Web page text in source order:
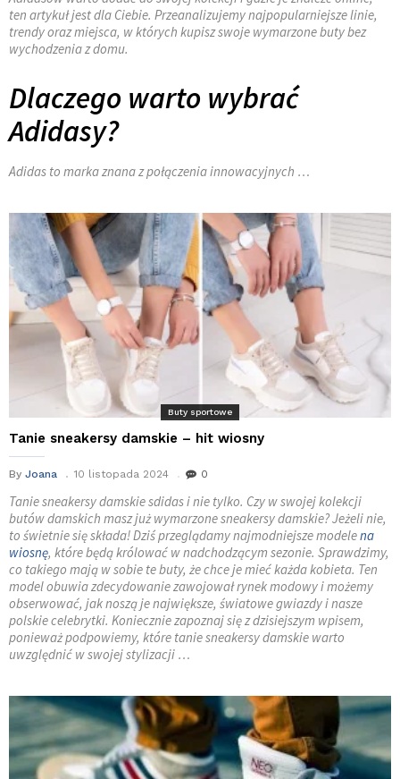
ten artykuł jest dla Ciebie. Przeanalizujemy najpopularniejsze linie,
trendy oraz miejsca, w których kupisz swoje wymarzone buty bez
wychodzenia z domu.
Dlaczego warto wybrać
Adidasy?
Adidas to marka znana z połączenia innowacyjnych …
Buty sportowe
Tanie sneakersy damskie – hit wiosny
By Joana 10 listopada 2024 0
Tanie sneakersy damskie sdidas i nie tylko. Czy w swojej kolekcji
butów damskich masz już wymarzone sneakersy damskie? Jeżeli nie,
to świetnie się składa! Dziś przeglądamy najmodniejsze modelena
wiosnę, które będą królować w nadchodzącym sezonie. Sprawdzimy,
co takiego mają w sobie te buty, że chce je mieć każda kobieta. Ten
model obuwia zdecydowanie zawojował rynek modowy i możemy
obserwować, jak noszą je największe, światowe gwiazdy i nasze
polskie celebrytki. Koniecznie zapoznaj się z dzisiejszym wpisem,
ponieważ podpowiemy, które tanie sneakersy damskie warto
uwzględnić w swojej stylizacji …